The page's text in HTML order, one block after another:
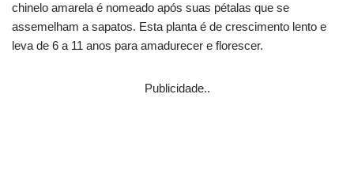
chinelo amarela é nomeado após suas pétalas que se
assemelham a sapatos. Esta planta é de crescimento lento e
leva de 6 a 11 anos para amadurecer e florescer.
Publicidade..